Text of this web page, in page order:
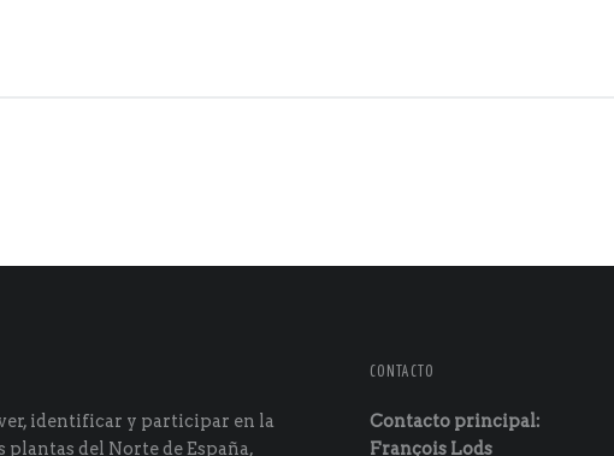
identificar y participar en la
del Norte de España,
CONTACTO
Contacto principal:
François Lods